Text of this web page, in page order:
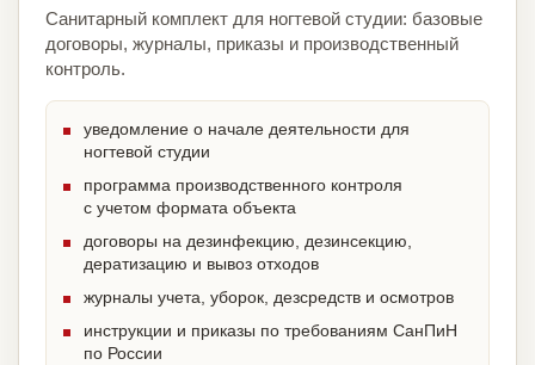
Санитарный комплект для ногтевой студии: базовые
договоры, журналы, приказы и производственный
контроль.
уведомление о начале деятельности для
ногтевой студии
программа производственного контроля
с учетом формата объекта
договоры на дезинфекцию, дезинсекцию,
дератизацию и вывоз отходов
журналы учета, уборок, дезсредств и осмотров
инструкции и приказы по требованиям СанПиН
по России